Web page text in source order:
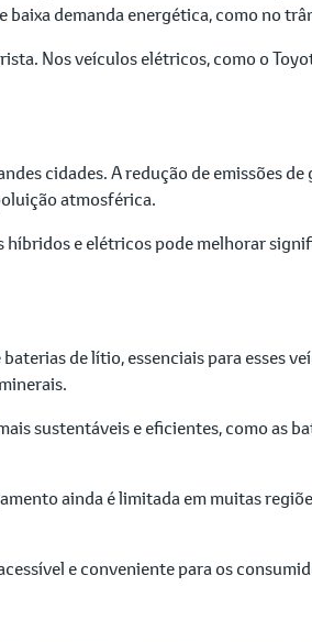
baixa demanda energética, como no
Nos veículos elétricos, como o
cidades. A redução de emissões de
atmosférica.
híbridos e elétricos pode melhorar
de lítio, essenciais para esses
sustentáveis e eficientes, como as
ainda é limitada em muitas
e conveniente para os